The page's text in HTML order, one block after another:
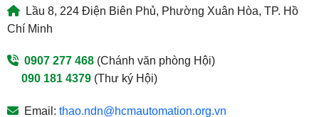
Lầu 8, 224 Điện Biên Phủ, Phường Xuân Hòa, TP. Hồ
Chí Minh
0907 277 468 (Chánh văn phòng Hội)
090 181 4379(Thư ký Hội)
Email: thao.ndn@hcmautomation.org.vn